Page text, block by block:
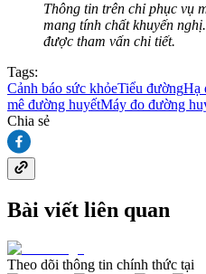
Thông tin trên chỉ phục vụ
mang tính chất khuyến
được tham vấn chi tiết.
Tags:
Cảnh báo sức khỏeTiểu đườngHạ
mê đường huyếtMáy đo đường
Chia sẻ
Bài viết liên quan
Theo dõi thông tin chính thức tại